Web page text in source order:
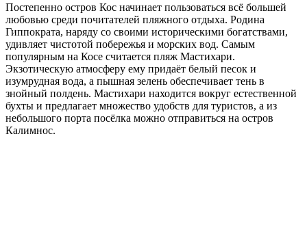
Постепенно остров Кос начинает пользоваться всё большей
любовью среди почитателей пляжного отдыха. Родина
Гиппократа, наряду со своими историческими богатствами,
удивляет чистотой побережья и морских вод. Самым
популярным на Косе считается пляж Мастихари.
Экзотическую атмосферу ему придаёт белый песок и
изумрудная вода, а пышная зелень обеспечивает тень в
знойный полдень. Мастихари находится вокруг естественной
бухты и предлагает множество удобств для туристов, а из
небольшого порта посёлка можно отправиться на остров
Калимнос.